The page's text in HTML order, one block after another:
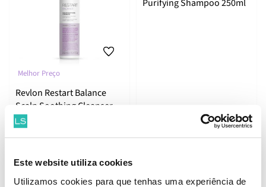
Este website utiliza cookies
Utilizamos cookies para que tenhas uma experiência de
Melhor Preço
Revlon Restart Balance
Scalp Soothing Cleanser
250ml
9.24
ADICIONAR
Purifying Shampoo 250ml
6.66
ADICIONAR